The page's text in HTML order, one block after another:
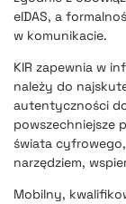
eIDAS, a
w komunikacie.
KIR zapewnia w
należy do
autentyczności
powszechniejsze
świata
narzędziem,
Mobilny,